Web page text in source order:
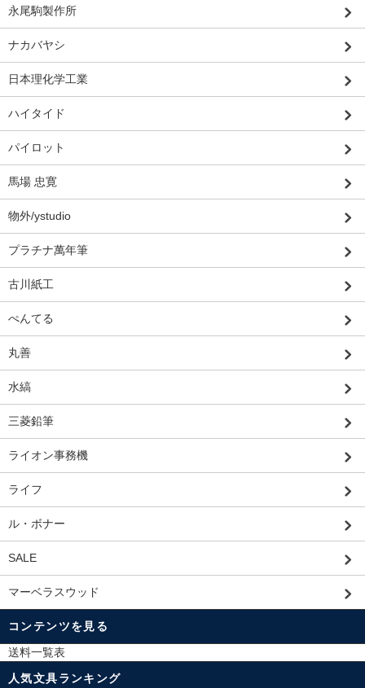
永尾駒製作所
ナカバヤシ
日本理化学工業
ハイタイド
パイロット
馬場 忠寛
物外/ystudio
プラチナ萬年筆
古川紙工
ぺんてる
丸善
水縞
三菱鉛筆
ライオン事務機
ライフ
ル・ボナー
SALE
マーベラスウッド
コンテンツを見る
送料一覧表
人気文具ランキング